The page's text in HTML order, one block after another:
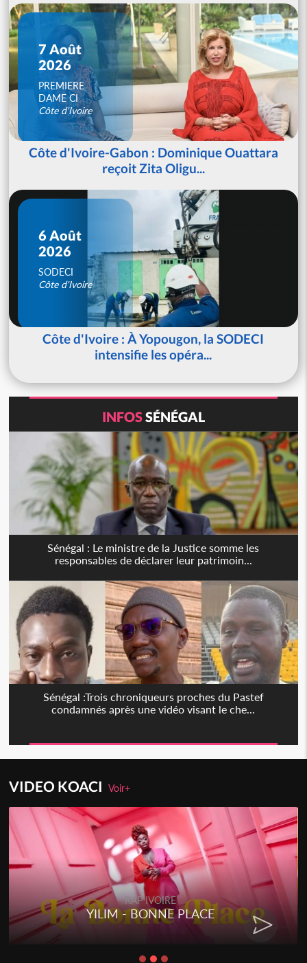
7 Août
2026
PREMIERE
DAME CI
Côte d'Ivoire
Côte d'Ivoire-Gabon : Dominique Ouattara
reçoit Zita Oligu...
6 Août
2026
SODECI
Côte d'Ivoire
Côte d'Ivoire : À Yopougon, la SODECI
intensifie les opéra...
INFOSSÉNÉGAL
Sénégal : Le ministre de la Justice somme les
responsables de déclarer leur patrimoin...
Sénégal :Trois chroniqueurs proches du Pastef
condamnés après une vidéo visant le che...
VIDEO KOACIVoir+
RAP IVOIRE
YILIM - BONNE PLACE